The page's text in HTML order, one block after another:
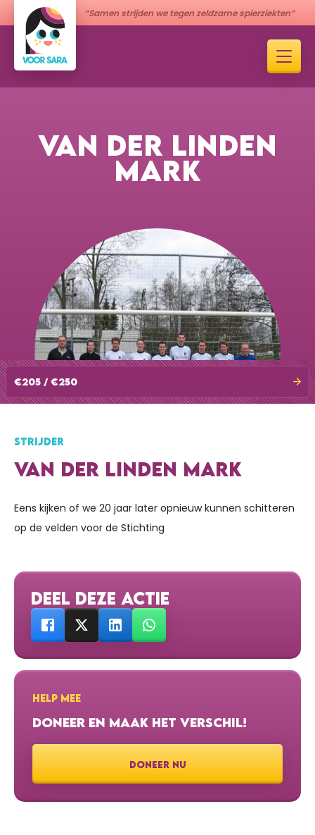
“Samen strijden we tegen zeldzame spierziekten”
VAN DER LINDEN
MARK
€205 / €250
STRIJDER
VAN DER LINDEN MARK
Eens kijken of we 20 jaar later opnieuw kunnen schitteren
op de velden voor de Stichting
DEEL DEZE ACTIE
HELP MEE
DONEER EN MAAK HET VERSCHIL!
DONEER NU